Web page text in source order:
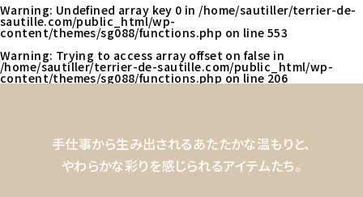
Warning: Undefined array key 0 in /home/sautiller/terrier-de-
sautille.com/public_html/wp-
content/themes/sg088/functions.php on line553
Warning: Trying to access array offset on false in
/home/sautiller/terrier-de-sautille.com/public_html/wp-
content/themes/sg088/functions.php on line 206
手仕事から生み出されるあたたかな温もりと、
やわらかな彩りを感じられるアイテムたち。